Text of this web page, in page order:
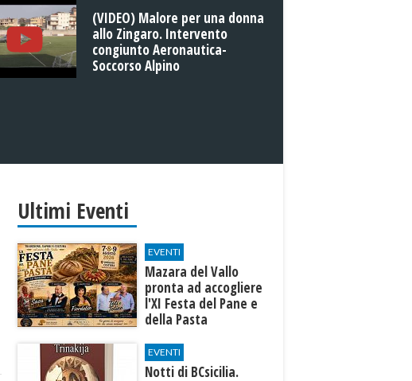
(VIDEO) Malore per una donna
allo Zingaro. Intervento
congiunto Aeronautica-
Soccorso Alpino
Ultimi Eventi
EVENTI
Mazara del Vallo
pronta ad accogliere
l'XI Festa del Pane e
della Pasta
EVENTI
Notti di BCsicilia.